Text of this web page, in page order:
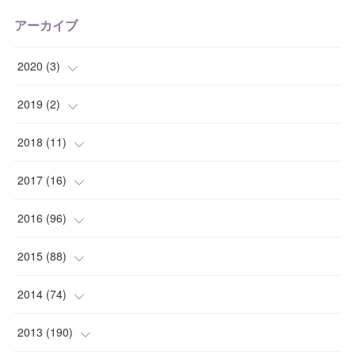
アーカイブ
2020 (3)
(1
( 1)
(1)
2019 (2)
( 1)
(1)
2018 (11)
(2)
(1)
(1)
(1)
2017 (16)
(1)
(2)
(1)
( 3)
2016 (96)
(2)
(5)
(6)
2015 (88)
(4)
(7)
2014 (74)
(9)
2013 (190)